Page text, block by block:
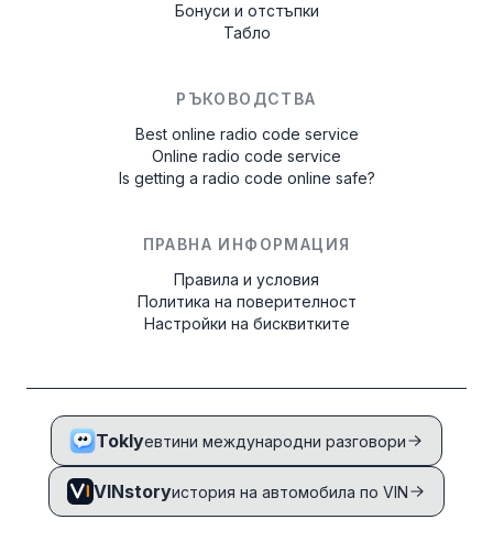
Бонуси и отстъпки
Табло
РЪКОВОДСТВА
Best online radio code service
Online radio code service
Is getting a radio code online safe?
ПРАВНА ИНФОРМАЦИЯ
Правила и условия
Политика на поверителност
Настройки на бисквитките
Toklyевтини международни разговори
VINstoryистория на автомобила по VIN